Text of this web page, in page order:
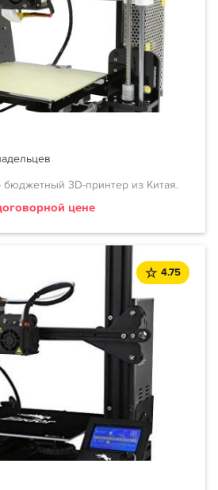
бюджетный 3D-принтер из Китая.
цене
4.75